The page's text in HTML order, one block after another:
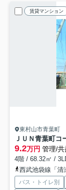
賃貸マンション
東村山市青葉町
ＪＵＮ青葉町コ
9.2万円 管理/共
4階 / 68.32㎡ /
西武池袋線「清
バス・トイレ別